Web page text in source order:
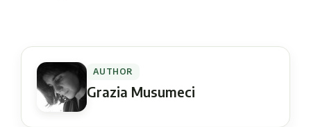
AUTHOR
Grazia Musumeci